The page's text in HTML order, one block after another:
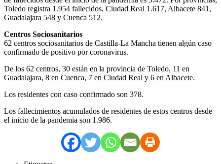
Toledo registra 1.954 fallecidos, Ciudad Real 1.617, Albacete 841,
Guadalajara 548 y Cuenca 512.
Centros Sociosanitarios
62 centros sociosanitarios de Castilla-La Mancha tienen algún caso
confirmado de positivo por coronavirus.
De los 62 centros, 30 están en la provincia de Toledo, 11 en
Guadalajara, 8 en Cuenca, 7 en Ciudad Real y 6 en Albacete.
Los residentes con caso confirmado son 378.
Los fallecimientos acumulados de residentes de estos centros desde
el inicio de la pandemia son 1.986.